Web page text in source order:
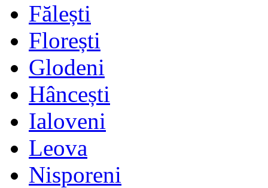
Fălești
Florești
Glodeni
Hâncești
Ialoveni
Leova
Nisporeni